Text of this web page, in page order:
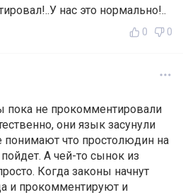
нас это нормально!..
0 0
пока не прокомментировали
они язык засунули
что простолюдин на
А чей-то сынок из
Когда законы начнут
и прокомментируют и